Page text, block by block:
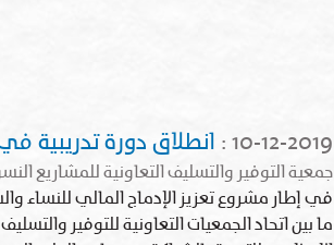
10-12-2019
: انطلاق دورة تدريبية
جمعية التوفير والتسليف التعاونية
في إطار مشروع تعزيز الإدماج المالي للنساء
ما بين اتحاد الجمعيات التعاونية للتوفير